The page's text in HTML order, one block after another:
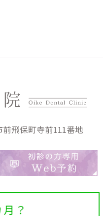
飛保町寺前111番地